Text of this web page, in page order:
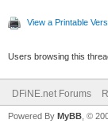
View a Printable
Users browsing this
DFiNE.net Forums
Powered By MyBB , ©